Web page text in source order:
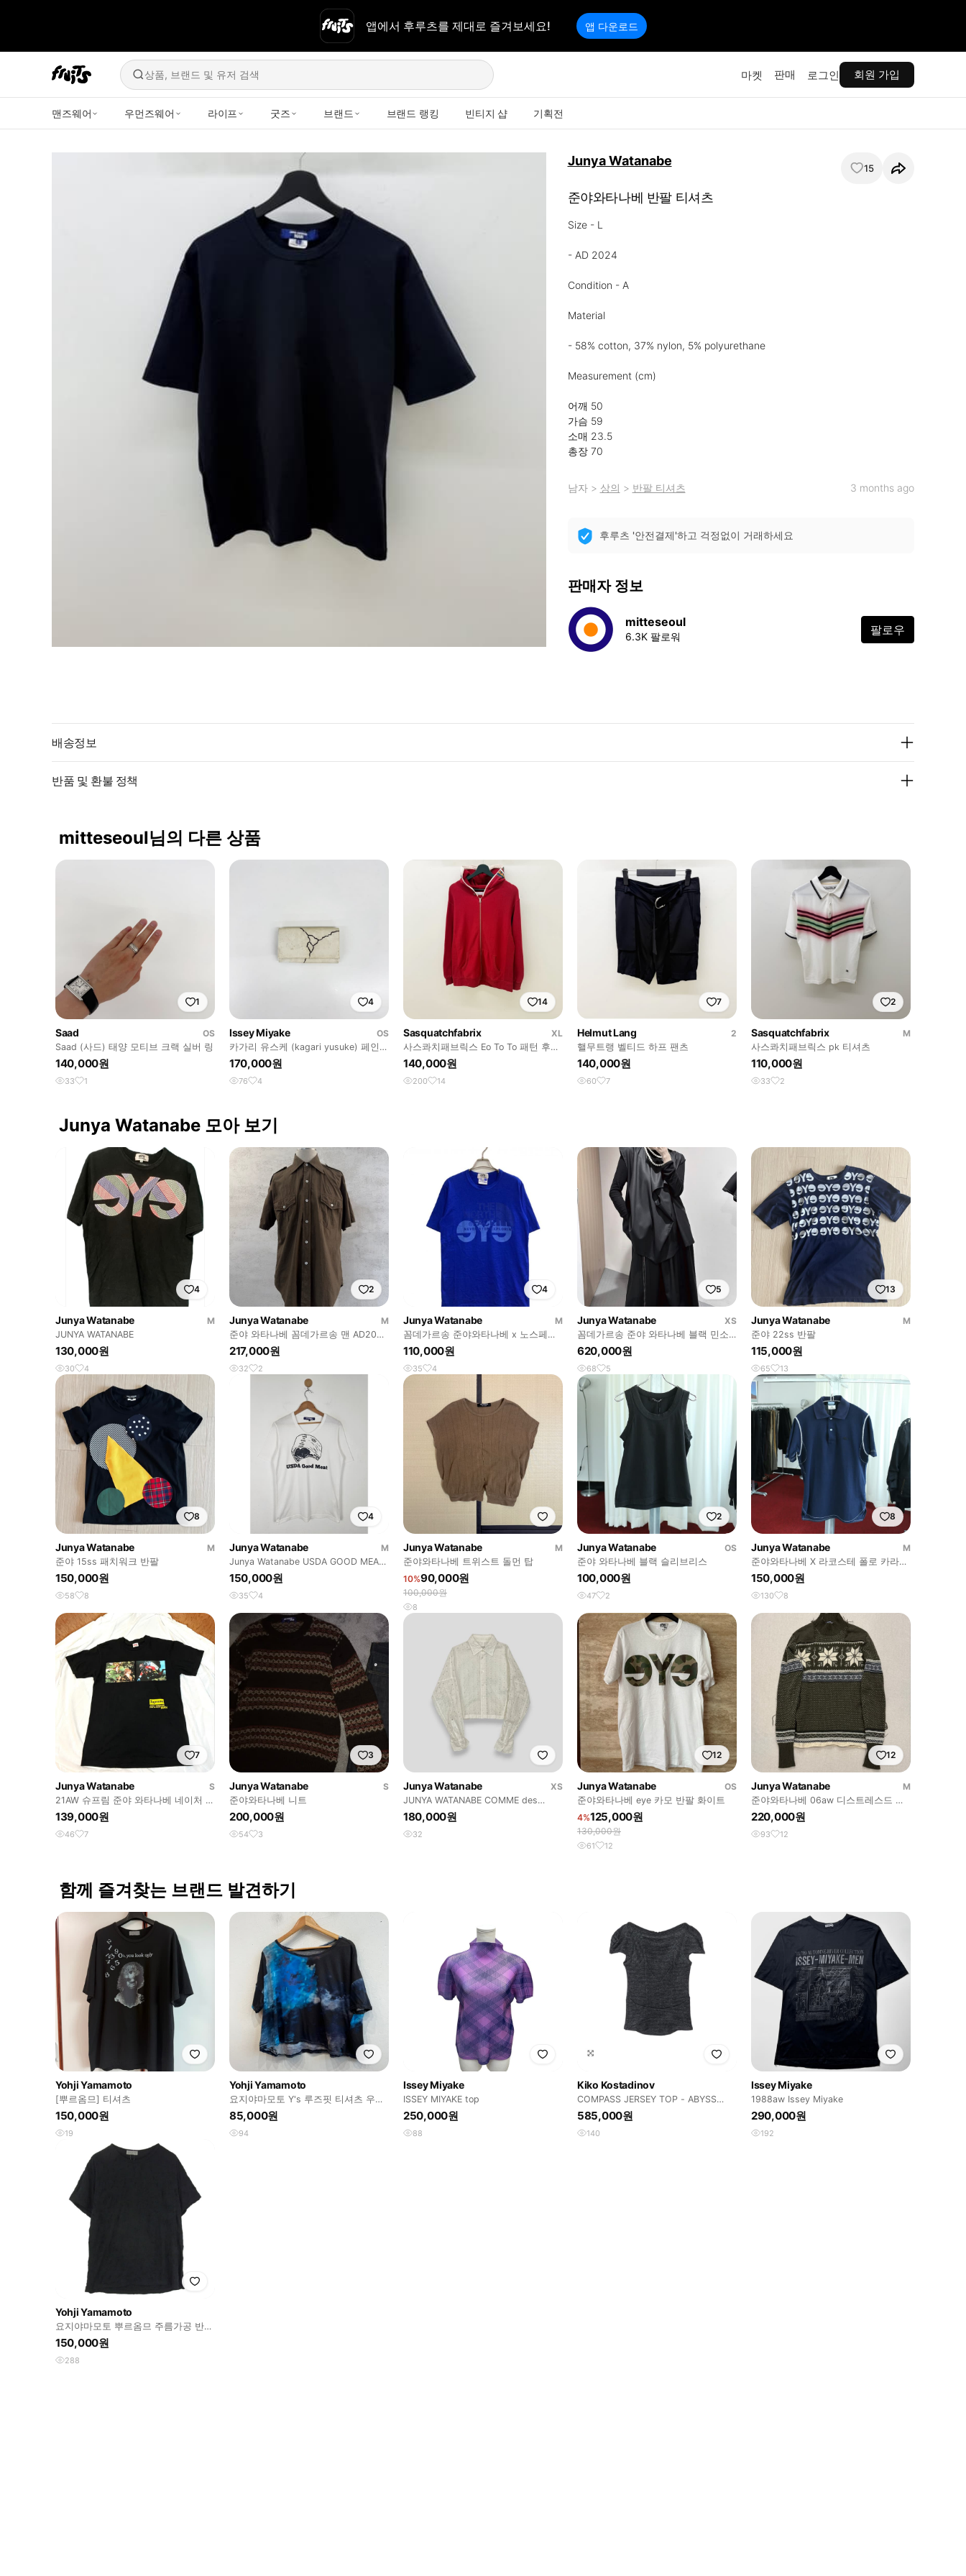
앱에서 후루츠를 제대로 즐겨보세요! 앱 다운로드
상품, 브랜드 및 유저 검색 마켓 판매 로그인 회원 가입
맨즈웨어 우먼즈웨어 라이프 굿즈 브랜드 브랜드 랭킹 빈티지 샵 기획전
Junya Watanabe 15
준야와타나베 반팔 티셔츠
Size - L
- AD 2024
Condition - A
Material
- 58% cotton, 37% nylon, 5% polyurethane
Measurement (cm)
어깨 50
가슴 59
소매 23.5
총장 70
남자> 상의 > 반팔 티셔츠 3 months ago
후루츠 '안전결제'하고 걱정없이 거래하세요
판매자 정보
mitteseoul
6.3K 팔로워 팔로우
배송정보
반품 및 환불 정책
mitteseoul님의 다른 상품
1
Saad
OS
Saad (사드) 태양 모티브 크랙 실버 링
140,000원
33 1
4
Issey Miyake
OS
카가리 유스케 (kagari yusuke) 페인팅
지갑
170,000원
76 4
14
Sasquatchfabrix
XL
사스콰치패브릭스 Eo To To 패턴 후드
집업
140,000원
200 14
7
Helmut Lang
2
핼무트랭 벨티드 하프 팬츠
140,000원
60 7
2
Sasquatchfabrix
M
사스콰치패브릭스 pk 티셔츠
110,000원
33 2
Junya Watanabe 모아 보기
4
Junya Watanabe
M
JUNYA WATANABE
130,000원
30 4
2
Junya Watanabe
M
준야 와타나베 꼼데가르송 맨 AD2003
밀리터리 반팔 셔츠
217,000원
32 2
4
Junya Watanabe
M
꼼데가르송 준야와타나베 x 노스페이
스 티셔츠
110,000원
35 4
5
Junya Watanabe
XS
꼼데가르송 준야 와타나베 블랙 민소
매 탑 XS
620,000원
68 5
13
Junya Watanabe
M
준야 22ss 반팔
115,000원
65 13
8
Junya Watanabe
M
준야 15ss 패치워크 반팔
150,000원
58 8
4
Junya Watanabe
M
Junya Watanabe USDA GOOD MEAT
티셔츠
150,000원
35 4
Junya Watanabe
M
준야와타나베 트위스트 돌먼 탑
10%90,000원
100,000원
8
2
Junya Watanabe
OS
준야 와타나베 블랙 슬리브리스
100,000원
47 2
8
Junya Watanabe
M
준야와타나베 X 라코스테 폴로 카라
티
150,000원
130 8
7
Junya Watanabe
S
21AW 슈프림 준야 와타나베 네이처 티
셔츠
139,000원
46 7
3
Junya Watanabe
S
준야와타나베 니트
200,000원
54 3
Junya Watanabe
XS
JUNYA WATANABE COMME des
GARCONS
180,000원
32
12
Junya Watanabe
OS
준야와타나베 eye 카모 반팔 화이트
4%125,000원
130,000원
61 12
12
Junya Watanabe
M
준야와타나베 06aw 디스트레스드 노
르딕 패치 스웨터
220,000원
93 12
함께 즐겨찾는 브랜드 발견하기
Yohji Yamamoto
[뿌르옴므] 티셔츠
150,000원
19
Yohji Yamamoto
요지야마모토 Y's 루즈핏 티셔츠 우먼
즈
85,000원
94
Issey Miyake
ISSEY MIYAKE top
250,000원
88
Kiko Kostadinov
COMPASS JERSEY TOP - ABYSS
BLACK 38 새제품
585,000원
140
Issey Miyake
1988aw Issey Miyake
290,000원
192
Yohji Yamamoto
요지야마모토 뿌르옴므 주름가공 반팔
티셔츠
150,000원
288